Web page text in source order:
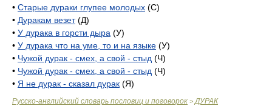
• Старые дураки глупее молодых (С)
• Дуракам везет(Д)
• У дурака в горсти дыра (У)
• У дурака что на уме, то и на языке (У)
• Чужой дурак - смех, а свой - стыд (Ч)
• Чужой дурак - смех, а свой - стыд (Ч)
• Я не дурак - сказал дурак (Я)
Русско-английский словарь пословиц и поговорок > ДУРАК